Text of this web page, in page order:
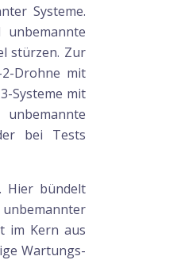
Systeme.
stürzen. Zur
Drohne mit
Systeme mit
bei Tests
Hier bündelt
im Kern aus
Wartungs-